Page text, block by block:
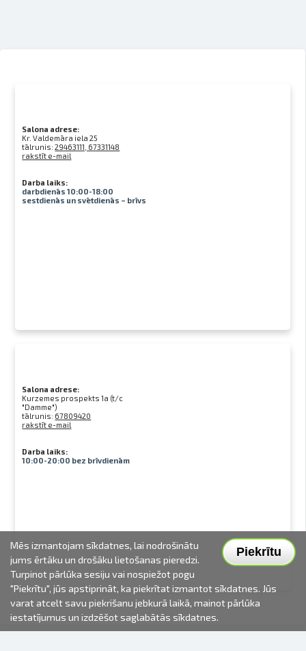
Salona adrese:
Kr. Valdemāra iela 25
tālrunis:29463111, 67331148
rakstīt e-mail
Darba laiks:
darbdienās 10:00-18:00
sestdienās un svētdienās – brīvs
Salona adrese:
Kurzemes prospekts 1a (t/c
"Damme")
tālrunis: 67809420
rakstīt e-mail
Darba laiks:
10:00-20:00 bez brīvdienām
Piekrītu
Mēs izmantojam sīkdatnes, lai nodrošinātu
jums ērtāku un drošāku lietošanas pieredzi.
Turpinot pārlūka sesiju vai nospiežot pogu
"Piekrītu", jūs apstiprināt, ka piekrītat izmantot sīkdatnes. Jūs
varat atcelt savu piekrišanu jebkurā laikā, mainot pārlūka
iestatījumus un izdzēšot saglabātās sīkdatnes.